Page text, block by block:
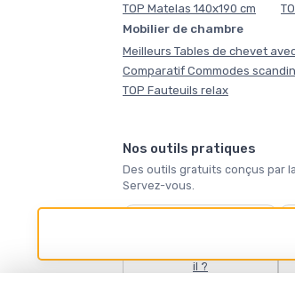
TOP Matelas 140x190 cm
Mobilier de chambre
Meilleurs Tables de chevet
Comparatif Commodes
TOP Fauteuils relax
Nos outils pratiques
Des outils gratuits conçus par
Servez-vous.
il ?